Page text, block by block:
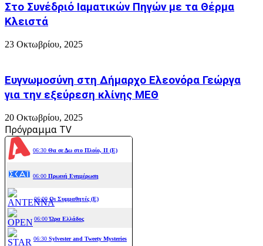
Στο Συνέδριό Ιαματικών Πηγών με τα Θέρμα
Κλειστά
23 Οκτωβρίου, 2025
Ευγνωμοσύνη στη Δήμαρχο Ελεονόρα Γεώργα
για την εξεύρεση κλίνης ΜΕΘ
20 Οκτωβρίου, 2025
Πρόγραμμα TV